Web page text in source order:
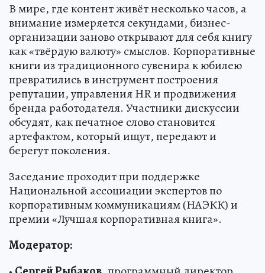
В мире, где контент живёт несколько часов, а
внимание измеряется секундами, бизнес-
организации заново открывают для себя книгу
как «твёрдую валюту» смыслов. Корпоративные
книги из традиционного сувенира к юбилею
превратились в инструмент построения
репутации, управления HR и продвижения
бренда работодателя. Участники дискуссии
обсудят, как печатное слово становится
артефактом, который ищут, передают и
берегут поколения.
Заседание проходит при поддержке
Национальной ассоциации экспертов по
корпоративным коммуникациям (НАЭКК) и
премии «Лучшая корпоративная книга».
Модератор: